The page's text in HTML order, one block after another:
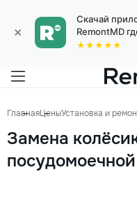
×
Скачай
RemontMD
★★★★★
ГлавнаяЦеныУстановка и
Замена